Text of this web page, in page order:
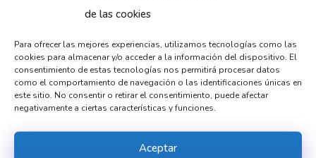
de las cookies
Para ofrecer las mejores experiencias, utilizamos tecnologías como las
cookies para almacenar y/o acceder a la información del dispositivo. El
consentimiento de estas tecnologías nos permitirá procesar datos
como el comportamiento de navegación o las identificaciones únicas en
este sitio. No consentir o retirar el consentimiento, puede afectar
negativamente a ciertas características y funciones.
Aceptar
evaluación interna, generalmente, es un balance entre
la energía que se usa y la que se genera. No obstante,
también puede haber una dimensión de rendimiento
económico que contemple los beneficios de las
tecnologías (y no solamente en términos monetarios).
en la interna. La evaluación interna de la eficacia